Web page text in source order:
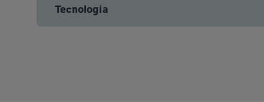
Tecnologia